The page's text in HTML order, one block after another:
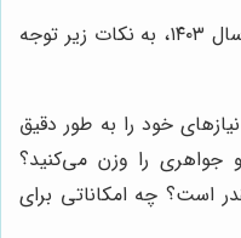
برای خرید ترازوی زرگری مناسب در سال ۱۴۰۳، به نکات زیر توجه
خود را به طور دقیق
را وزن می‌کنید؟
است؟ چه امکاناتی برای